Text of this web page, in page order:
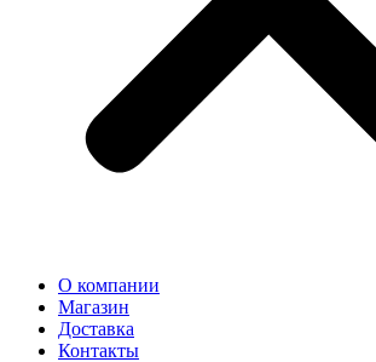
О компании
Магазин
Доставка
Контакты